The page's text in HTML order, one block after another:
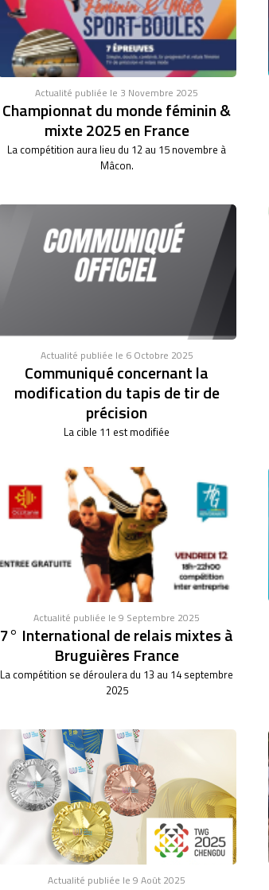
Actualité publiée le 3 Novembre 2025
Championnat du monde féminin &
mixte 2025 en France
La compétition aura lieu du 12 au 15 novembre à
Mâcon.
Actualité publiée le 6 Octobre 2025
Communiqué concernant la
modification du tapis de tir de
précision
La cible 11 est modifiée
Actualité publiée le 9 Septembre 2025
7° International de relais mixtes à
Bruguières France
La compétition se déroulera du 13 au 14 septembre
2025
Actualité publiée le 9 Août 2025